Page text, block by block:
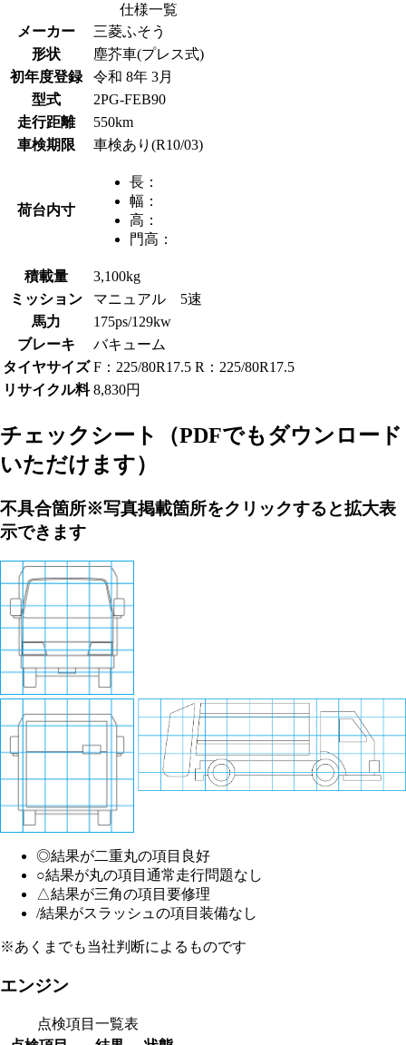
仕様一覧
メーカー
三菱ふそう
形状
塵芥車(プレス式)
初年度登録
令和 8年 3月
型式
2PG-FEB90
走行距離
550km
車検期限
車検あり(R10/03)
荷台内寸
長：
幅：
高：
門高：
積載量
3,100kg
ミッション
マニュアル 5速
馬力
175ps/129kw
ブレーキ
バキューム
タイヤサイズ F：225/80R17.5 R：225/80R17.5
リサイクル料 8,830円
チェックシート
（PDFでもダウンロード
いただけます）
不具合箇所※写真掲載箇所をクリックすると拡大表
示できます
◎結果が二重丸の項目 良好
○結果が丸の項目 通常走行問題なし
△結果が三角の項目 要修理
/結果がスラッシュの項目 装備なし
※あくまでも当社判断によるものです
エンジン
点検項目一覧表